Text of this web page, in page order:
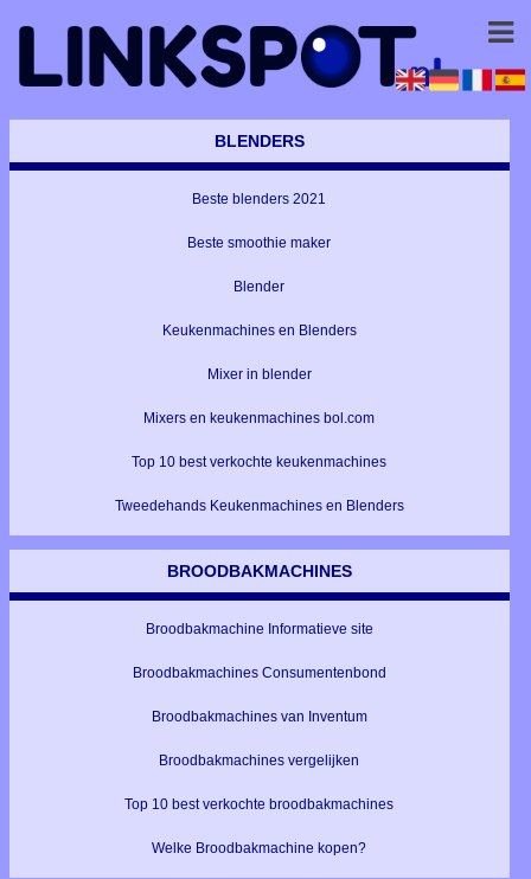
BLENDERS
Beste blenders 2021
Beste smoothie maker
Blender
Keukenmachines en Blenders
Mixer in blender
Mixers en keukenmachines bol.com
Top 10 best verkochte keukenmachines
Tweedehands Keukenmachines en Blenders
BROODBAKMACHINES
Broodbakmachine Informatieve site
Broodbakmachines Consumentenbond
Broodbakmachines van Inventum
Broodbakmachines vergelijken
Top 10 best verkochte broodbakmachines
Welke Broodbakmachine kopen?